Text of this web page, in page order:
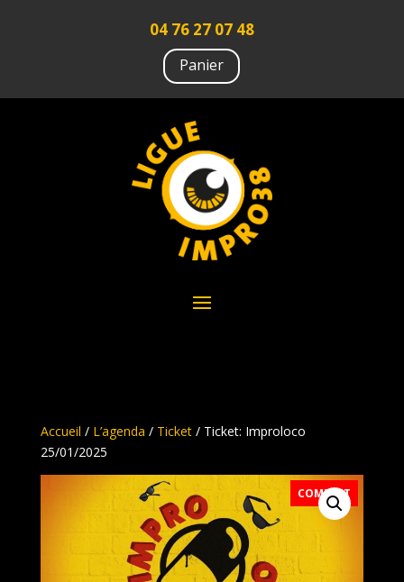
04 76 27 07 48
Panier
Accueil / L’agenda / Ticket/ Ticket: Improloco
25/01/2025
COMPLET